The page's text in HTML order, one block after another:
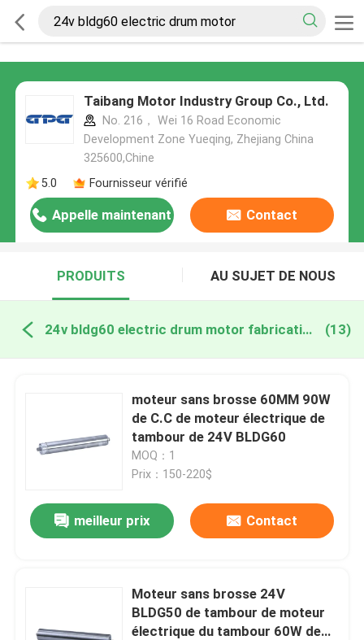
Taibang Motor Industry Group Co., Ltd.
No. 216， Wei 16 Road Economic
Development Zone Yueqing, Zhejiang China
325600,Chine
5.0
Fournisseur vérifié
Appelle maintenant Contact
PRODUITS AU SUJET DE NOUS
24v bldg60 electric drum motor fabrication en ligne (13)
moteur sans brosse 60MM 90W
de C.C de moteur électrique de
tambour de 24V BLDG60
MOQ：1
Prix：150-220$
meilleur prix Contact
Moteur sans brosse 24V
BLDG50 de tambour de moteur
électrique du tambour 60W de